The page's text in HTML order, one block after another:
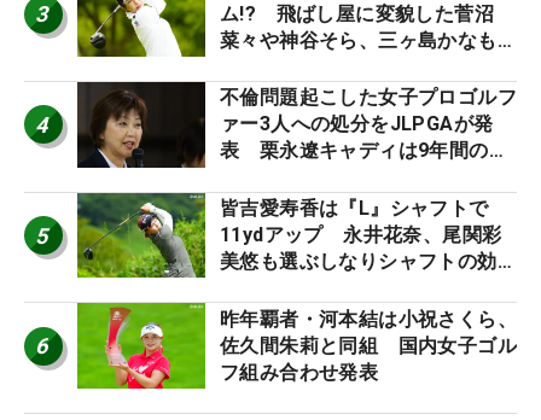
3
ム!? 飛ばし屋に変貌した菅沼
菜々や神谷そら、三ヶ島かなも使
ロたちの“飛ばしギア”】
4
不倫問題起こした女子プロゴルフ
ァー3人への処分をJLPGAが発
表 栗永遼キャディは9年間の立
5
皆吉愛寿香は『L』シャフトで
11ydアップ 永井花奈、尾関彩
美悠も選ぶしなりシャフトの効果
ア”】
6
昨年覇者・河本結は小祝さくら、
佐久間朱莉と同組 国内女子ゴル
フ組み合わせ発表